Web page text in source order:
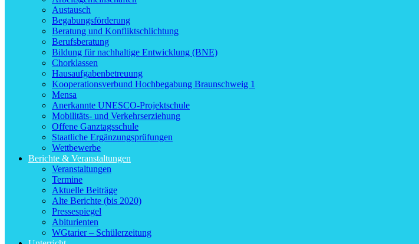
Austausch
Begabungsförderung
Beratung und Konfliktschlichtung
Berufsberatung
Bildung für nachhaltige Entwicklung (BNE)
Chorklassen
Hausaufgabenbetreuung
Kooperationsverbund Hochbegabung Braunschweig 1
Mensa
Anerkannte UNESCO-Projektschule
Mobilitäts- und Verkehrserziehung
Offene Ganztagsschule
Staatliche Ergänzungsprüfungen
Wettbewerbe
Berichte & Veranstaltungen
Veranstaltungen
Termine
Aktuelle Beiträge
Alte Berichte (bis 2020)
Pressespiegel
Abiturienten
WGtarier – Schülerzeitung